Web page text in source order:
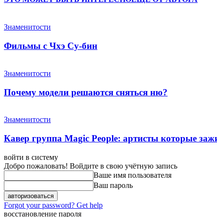
Знаменитости
Фильмы с Чхэ Су-бин
Знаменитости
Почему модели решаются сняться ню?
Знаменитости
Кавер группа Magic People: артисты которые
войти в систему
Добро пожаловать! Войдите в свою учётную запись
Ваше имя пользователя
Ваш пароль
Forgot your password? Get help
восстановление пароля